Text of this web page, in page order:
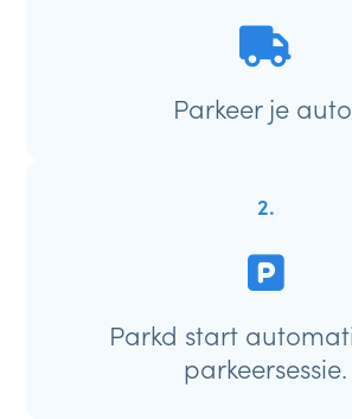
Parkeer je
2.
Parkd start
parkeersessie.